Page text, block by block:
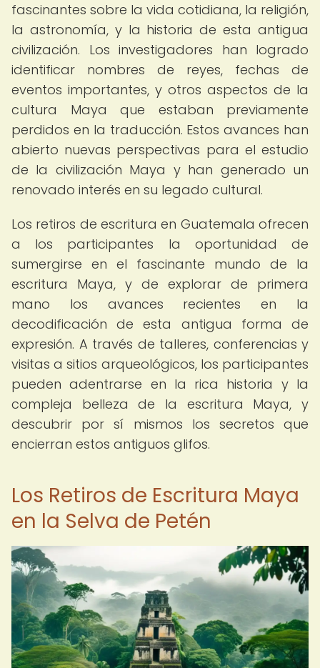
fascinantes sobre la vida cotidiana, la religión,
la astronomía, y la historia de esta antigua
civilización. Los investigadores han logrado
identificar nombres de reyes, fechas de
eventos importantes, y otros aspectos de la
cultura Maya que estaban previamente
perdidos en la traducción. Estos avances han
abierto nuevas perspectivas para el estudio
de la civilización Maya y han generado un
renovado interés en su legado cultural.
Los retiros de escritura en Guatemala ofrecen
a los participantes la oportunidad de
sumergirse en el fascinante mundo de la
escritura Maya, y de explorar de primera
mano los avances recientes en la
decodificación de esta antigua forma de
expresión. A través de talleres, conferencias y
visitas a sitios arqueológicos, los participantes
pueden adentrarse en la rica historia y la
compleja belleza de la escritura Maya, y
descubrir por sí mismos los secretos que
encierran estos antiguos glifos.
Los Retiros de Escritura Maya
en la Selva de Petén